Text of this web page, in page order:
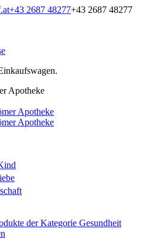
+43 2687 48277+43 2687 48277
Apotheke
der Kategorie Gesundheit